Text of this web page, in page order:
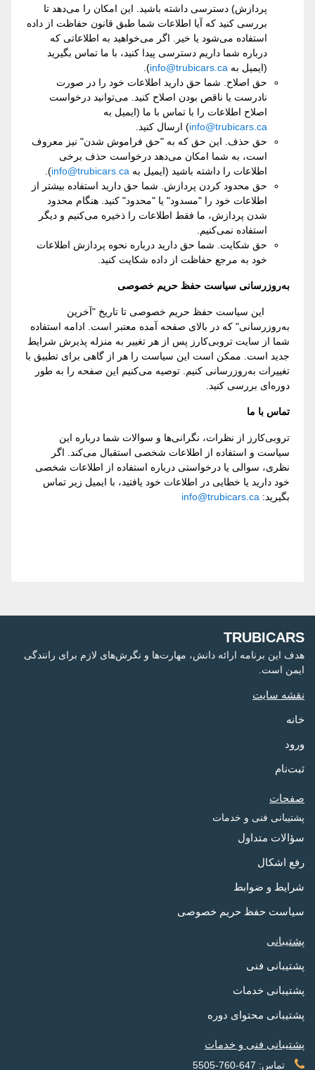
پردازش) دسترسی داشته باشید. این امکان را می‌دهد تا
بررسی کنید که آیا اطلاعات شما طبق قانون حفاظت از داده
استفاده می‌شود یا خیر. اگر می‌خواهید به اطلاعاتی که
درباره شما داریم دسترسی پیدا کنید، با ما تماس بگیرید
(ایمیل به info@trubicars.ca
).
حق اصلاح. شما حق دارید اطلاعات خود را در صورت
نادرست یا ناقص بودن اصلاح کنید. می‌توانید درخواست
اصلاح اطلاعات را با تماس با ما (ایمیل به
info@trubicars.ca) ارسال کنید.
حق حذف. این حق که به "حق فراموش شدن" نیز معروف
است، به شما امکان می‌دهد درخواست حذف برخی
اطلاعات را داشته باشید (ایمیل به info@trubicars.ca
).
حق محدود کردن پردازش. شما حق دارید استفاده بیشتر از
اطلاعات خود را "مسدود" یا "محدود" کنید. هنگام محدود
شدن پردازش، ما فقط اطلاعات را ذخیره می‌کنیم و دیگر
استفاده نمی‌کنیم.
حق شکایت. شما حق دارید درباره نحوه پردازش اطلاعات
خود به مرجع حفاظت از داده شکایت کنید.
به‌روزرسانی سیاست حفظ حریم خصوصی
این سیاست حفظ حریم خصوصی تا تاریخ "آخرین
به‌روزرسانی" که در بالای صفحه آمده معتبر است. ادامه استفاده
شما از سایت تروبی‌کارز پس از هر تغییر به منزله پذیرش شرایط
جدید است. ممکن است این سیاست را هر از گاهی برای تطبیق با
تغییرات به‌روزرسانی کنیم. توصیه می‌کنیم این صفحه را به طور
دوره‌ای بررسی کنید.
تماس با ما
تروبی‌کارز از نظرات، نگرانی‌ها و سوالات شما درباره این
سیاست و استفاده از اطلاعات شخصی استقبال می‌کند. اگر
نظری، سوالی یا درخواستی درباره استفاده از اطلاعات شخصی
خود دارید یا خطایی در اطلاعات خود یافتید، با ایمیل زیر تماس
بگیرید: info@trubicars.ca
TRUBICARS
هدف این برنامه ارائه دانش، مهارت‌ها و نگرش‌های لازم برای رانندگی
ایمن است.
نقشه سایت
خانه
ورود
ثبت‌نام
صفحات
پشتیبانی فنی و خدمات
سؤالات متداول
رفع اشکال
شرایط و ضوابط
سیاست حفظ حریم خصوصی
پشتیبانی
پشتیبانی فنی
پشتیبانی خدمات
پشتیبانی محتوای دوره
پشتیبانی فنی و خدمات
تماس: 647-760-5505